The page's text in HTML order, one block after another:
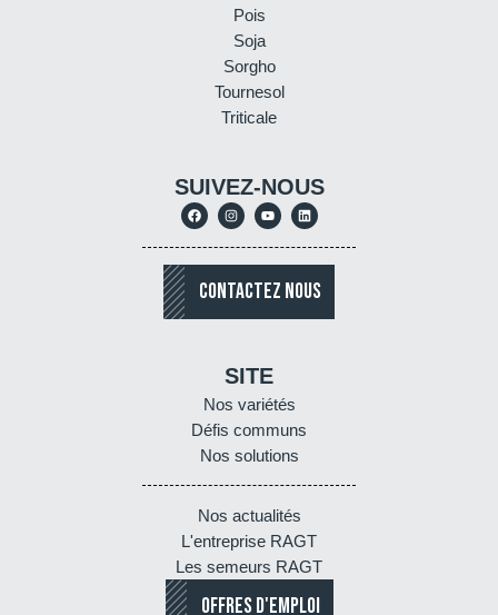
Pois
Soja
Sorgho
Tournesol
Triticale
SUIVEZ-NOUS
CONTACTEZ NOUS
SITE
Nos variétés
Défis communs
Nos solutions
Nos actualités
L'entreprise RAGT
Les semeurs RAGT
OFFRES D'EMPLOI